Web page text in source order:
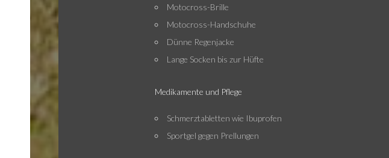
Motocross-Brille
Motocross-Handschuhe
Dünne Regenjacke
Lange Socken bis zur Hüfte
Medikamente und Pflege
Schmerztabletten wie Ibuprofen
Sportgel gegen Prellungen